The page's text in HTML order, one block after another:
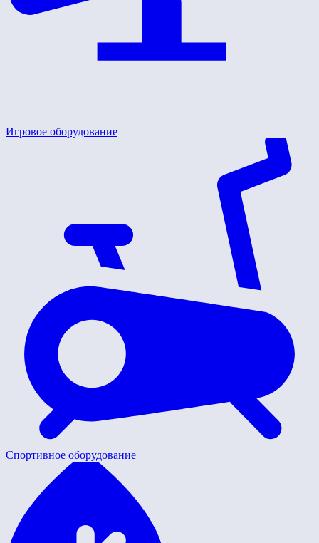
Игровое оборудование
Спортивное оборудование